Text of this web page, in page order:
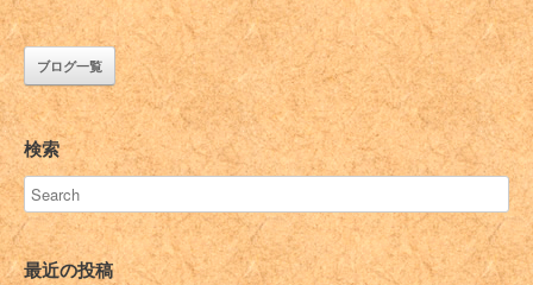
ブログ一覧
検索
最近の投稿